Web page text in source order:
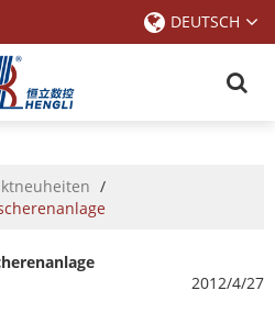
DEUTSCH
/
2012/4/27